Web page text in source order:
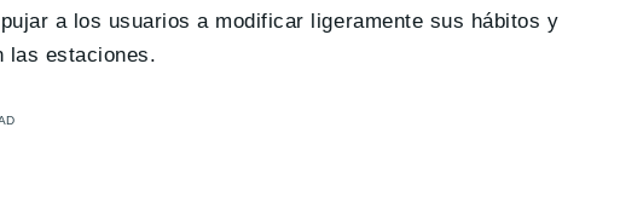
a los usuarios a modificar ligeramente sus hábitos y
las estaciones.